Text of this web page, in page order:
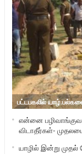
பட்டபகலில்
என்னை
விடாதீர்கள்-
யாழில் இன்று முதல்